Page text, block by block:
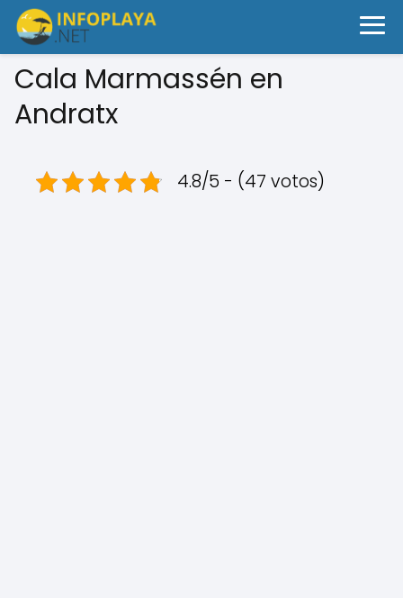
Cala Marmassén en
Andratx
4.8/5 - (47 votos)